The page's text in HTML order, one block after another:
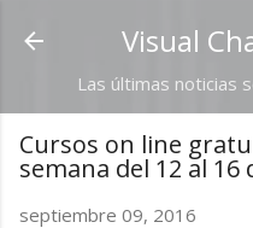
Ir al
Visual
Las últimas noticias
Cursos on line
semana del 12 al
septiembre 09, 2016